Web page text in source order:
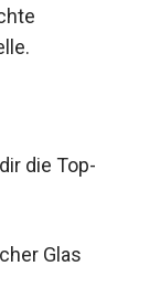
die Top-
Glas